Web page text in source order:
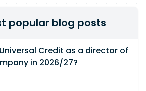
popular blog posts
Credit as a director of
in 2026/27?